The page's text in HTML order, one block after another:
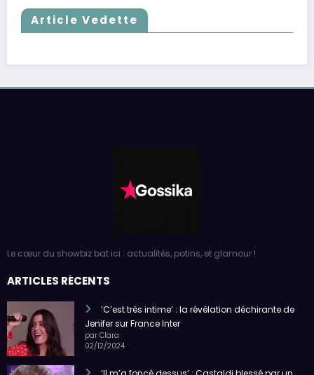
Article Vedette
Le cœur du showbiz bat ici : actualités, potins, et glamour !
ARTICLES RÉCENTS
‘C’est très intime’ : la révélation déchirante de
Jenifer sur France Inter
par Clara
02/12/2024